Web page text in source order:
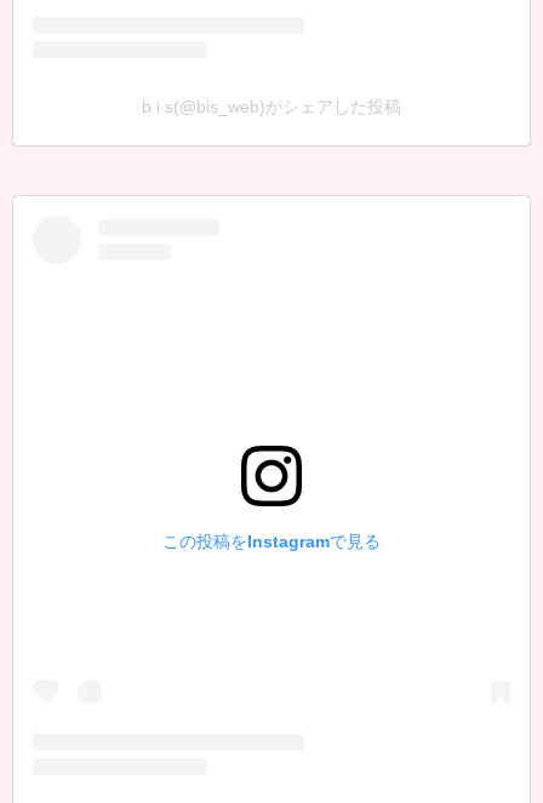
b i s(@bis_web)がシェアした投稿
この投稿をInstagramで見る